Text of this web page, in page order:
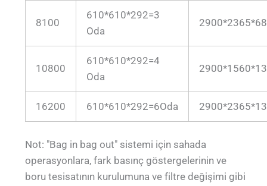
8100
610*610*292=3
Oda
10800
610*610*292=4
Oda
16200 610*610*292=6Oda
Not: "Bag in bag out" sistemi için sahada
operasyonlara, fark basınç göstergelerinin ve
boru tesisatının kurulumuna ve filtre değişimi gibi